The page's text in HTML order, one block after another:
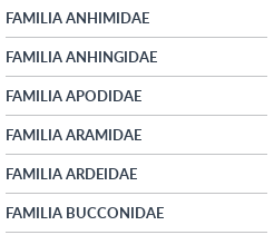
FAMILIA ANHIMIDAE
FAMILIA ANHINGIDAE
FAMILIA APODIDAE
FAMILIA ARAMIDAE
FAMILIA ARDEIDAE
FAMILIA BUCCONIDAE